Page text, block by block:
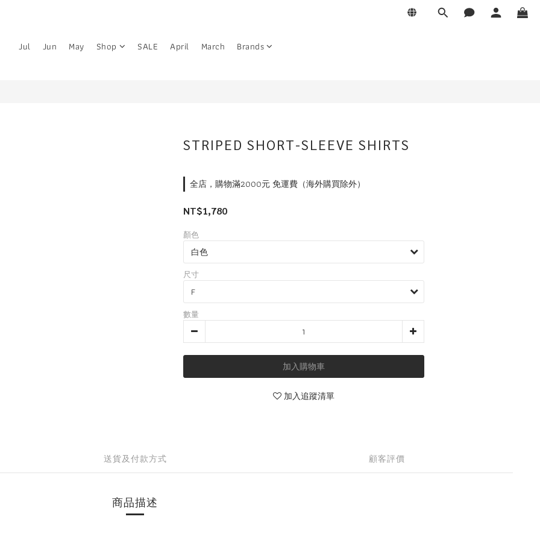
Jul Jun May Shop SALE April March Brands
STRIPED SHORT-SLEEVE SHIRTS
全店，購物滿2000元 免運費（海外購買除外）
NT$1,780
顏色
尺寸
數量
加入購物車
加入追蹤清單
送貨及付款方式 顧客評價
商品描述